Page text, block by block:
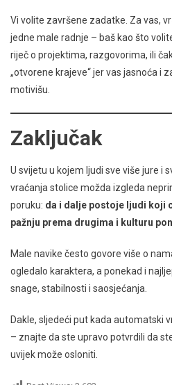
Vi volite završene zadatke. Za vas,
jedne male radnje – baš kao što
riječ o projektima, razgovorima, ili
„otvorene krajeve“ jer vas jasnoća i
motivišu.
Zaključak
U svijetu u kojem ljudi sve više jure i
vraćanja stolice možda izgleda
poruku: da i dalje postoje ljudi koji
pažnju prema drugima i kulturu
Male navike često govore više o
ogledalo karaktera, a ponekad i
snage, stabilnosti i saosjećanja.
Dakle, sljedeći put kada automatski
– znajte da ste upravo potvrdili da
uvijek može osloniti.